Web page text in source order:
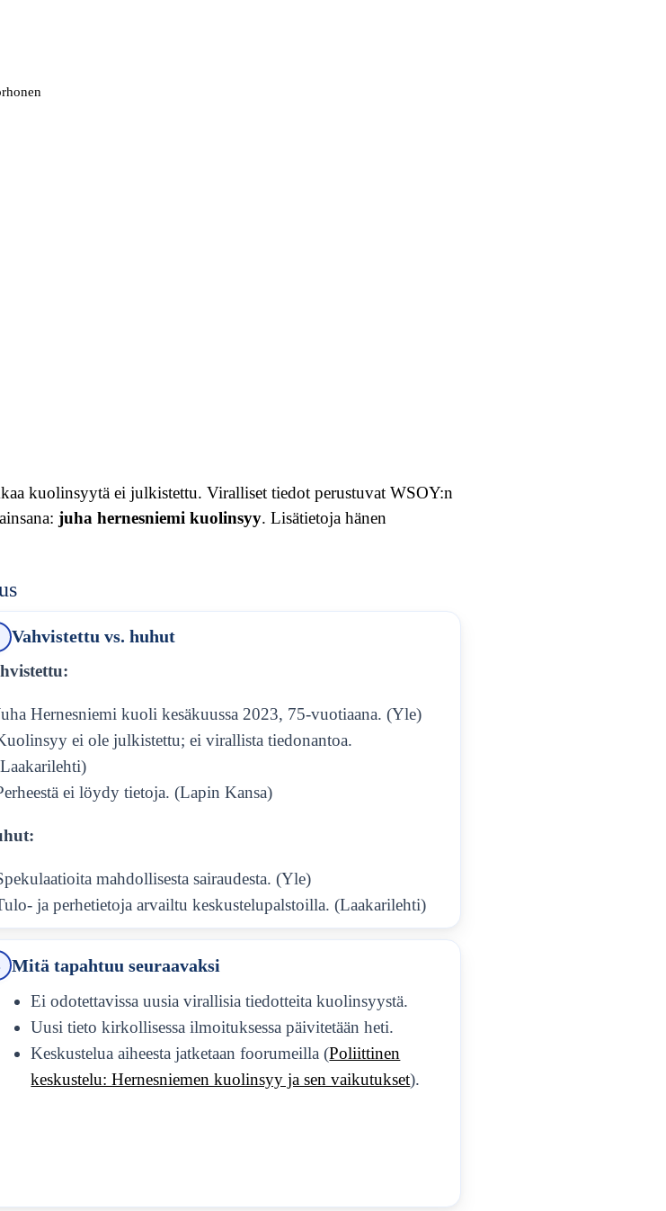
kuolinsyytä ei julkistettu. Viralliset tiedot perustuvat WSOY:n
juha hernesniemi kuolinsyy. Lisätietoja hänen
Vahvistettu vs. huhut
Hernesniemi kuoli kesäkuussa 2023, 75-vuotiaana. (Yle)
ei ole julkistettu; ei virallista tiedonantoa.
ei löydy tietoja. (Lapin Kansa)
mahdollisesta sairaudesta. (Yle)
ja perhetietoja arvailtu keskustelupalstoilla. (Laakarilehti)
Mitä tapahtuu seuraavaksi
Ei odotettavissa uusia virallisia tiedotteita kuolinsyystä.
Uusi tieto kirkollisessa ilmoituksessa päivitetään heti.
Keskustelua aiheesta jatketaan foorumeilla (Poliittinen
keskustelu: Hernesniemen kuolinsyy ja sen vaikutukset).